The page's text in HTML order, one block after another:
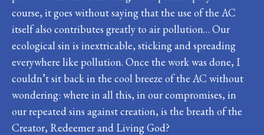
course, it goes without saying that the use of the AC
itself also contributes greatly to air pollution… Our
ecological sin is inextricable, sticking and spreading
everywhere like pollution. Once the work was done, I
couldn’t sit back in the cool breeze of the AC without
wondering: where in all this, in our compromises, in
our repeated sins against creation, is the breath of the
Creator, Redeemer and Living God?